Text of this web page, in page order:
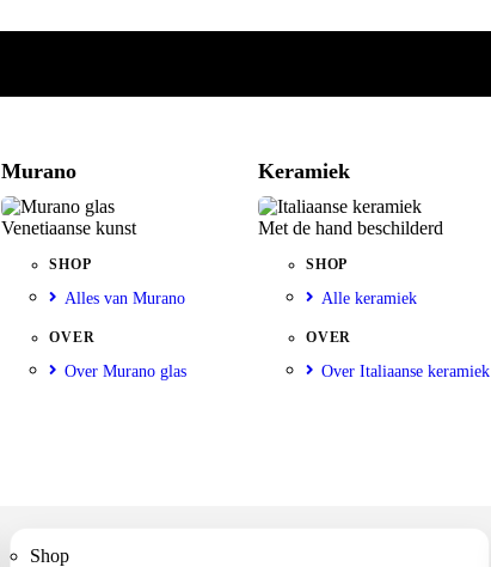
Murano
Venetiaanse kunst
SHOP
Alles van Murano
OVER
Over Murano glas
Keramiek
Met de hand beschilderd
SHOP
Alle keramiek
OVER
Over Italiaanse keramiek
Shop